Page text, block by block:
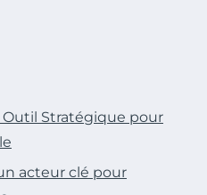
Outil Stratégique pour
acteur clé pour